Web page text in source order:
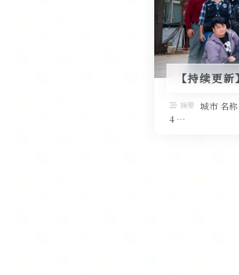
【持续更
摘要
城市 名
4 …